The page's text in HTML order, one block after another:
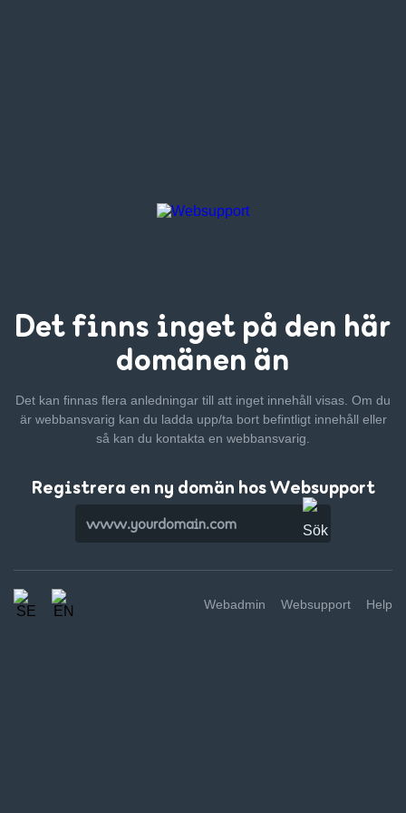
Det finns inget på den här
domänen än
Det kan finnas flera anledningar till att inget innehåll visas. Om du
är webbansvarig kan du ladda upp/ta bort befintligt innehåll eller
så kan du kontakta en webbansvarig.
Registrera en ny domän hos Websupport
Webadmin Websupport Help